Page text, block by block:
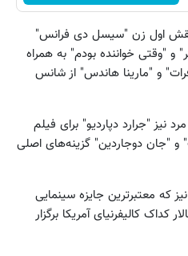
اول زن "سیسل دی فرانس"
و "وقتی خواننده بودم" به همراه
و "مارینا هاندس" از شانس
نیز "جرارد دپاردیو" برای فیلم
و "جان دوجاردین" گزینه‌های اصلی
که معتبرترین جایزه سینمایی
کالیفرنیای آمریکا برگزار